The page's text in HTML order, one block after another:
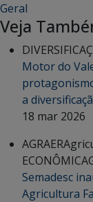
Geral
Veja
Motor do
a
18 mar 2026
AGRAER
ECONÔMICA
Semadesc
Agricultura